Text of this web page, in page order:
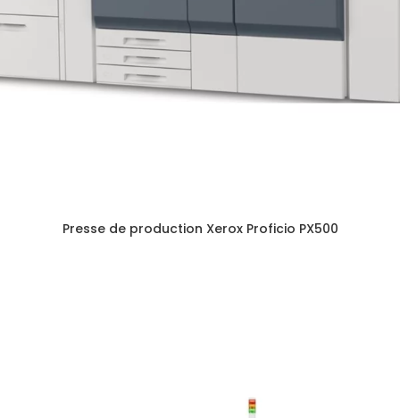
Presse de production Xerox Proficio PX500